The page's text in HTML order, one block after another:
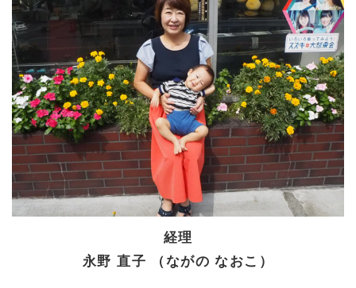
経理
永野 直子 （ながの なおこ）